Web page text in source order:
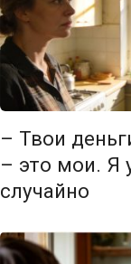
– Твои
– это мои. Я
случайно